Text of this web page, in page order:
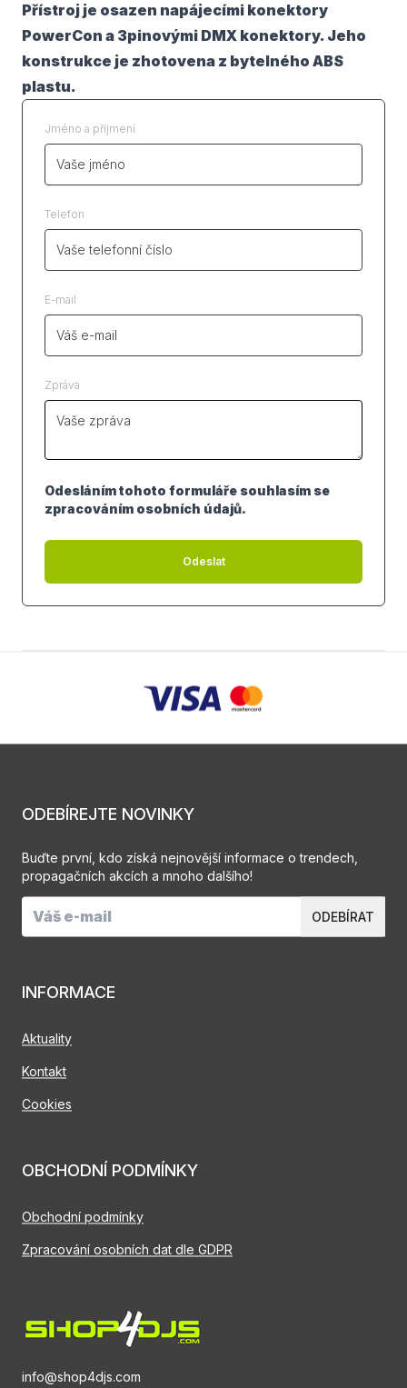
Přístroj je osazen napájecími konektory
PowerCon a 3pinovými DMX konektory. Jeho
konstrukce je zhotovena z bytelného ABS
plastu.
Jméno a přijmení
Telefon
E-mail
Zpráva
Odesláním tohoto formuláře souhlasím se
zpracováním osobních údajů.
Odeslat
info@shop4djs.com
INFORMACE
Aktuality
Kontakt
Cookies
OBCHODNÍ PODMÍNKY
Obchodní podmínky
Zpracování osobních dat dle GDPR
ODEBÍREJTE NOVINKY
Buďte první, kdo získá nejnovější informace o trendech,
propagačních akcích a mnoho dalšího!
ODEBÍRAT